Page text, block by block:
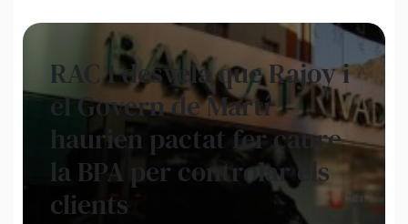
RAC 1 desvela que Rajoy i
el Govern de Martí
haurien pactat fer caure
la BPA per controlar els
clients